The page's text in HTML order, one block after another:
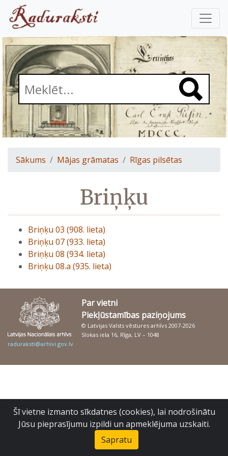
Sākums Mājas grāmatas Rīgas pilsētas
Briņķu
Briņķu 03 (908. lieta)
Briņķu 07 (933. lieta)
Briņķu 08 (934. lieta)
Briņķu 08.a (935. lieta)
Par vietni
Piekļūstamības paziņojums
© Latvijas Valsts vēstures arhīvs 2007-2026
Slokas iela 16, Rīga, LV – 1048
raduraksti@arhivi.gov.lv
Šī vietne izmanto sīkdatnes (cookies), lai nodrošinātu
Jūsu pieprasījumu izpildi un apmeklējuma uzskaiti.
Sapratu